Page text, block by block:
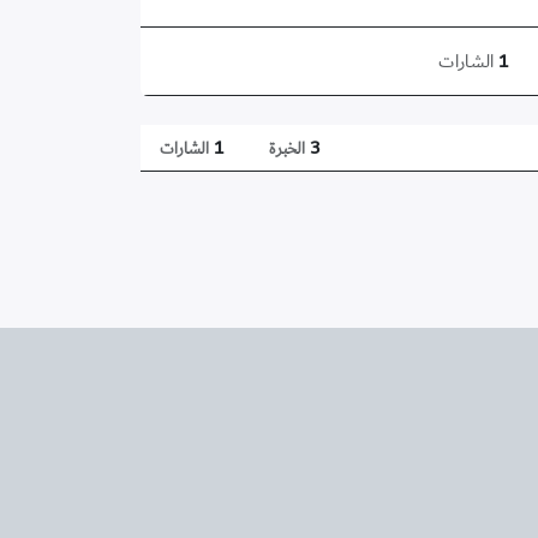
1الشارات
3الخبرة 1 الشارات